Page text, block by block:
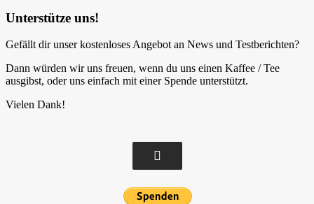
Unterstütze uns!
Gefällt dir unser kostenloses Angebot an News und Testberichten?
Dann würden wir uns freuen, wenn du uns einen Kaffee / Tee
ausgibst, oder uns einfach mit einer Spende unterstützt.
Vielen Dank!